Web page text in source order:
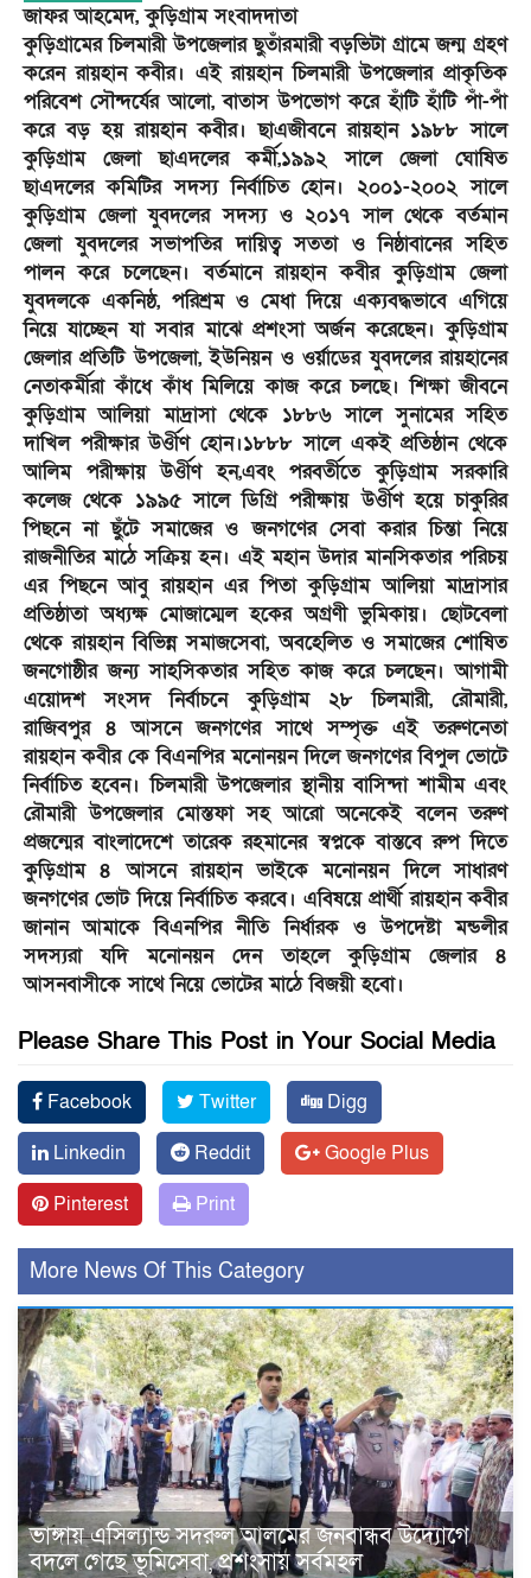
জাফর আহমেদ, কুড়িগ্রাম সংবাদদাতা
কুড়িগ্রামের চিলমারী উপজেলার ছুতাঁরমারী বড়ভিটা গ্রামে জন্ম গ্রহণ
করেন রায়হান কবীর। এই রায়হান চিলমারী উপজেলার প্রাকৃতিক
পরিবেশ সৌন্দর্যের আলো, বাতাস উপভোগ করে হাঁটি হাঁটি পাঁ-পাঁ
করে বড় হয় রায়হান কবীর। ছাএজীবনে রায়হান ১৯৮৮ সালে
কুড়িগ্রাম জেলা ছাএদলের কর্মী,১৯৯২ সালে জেলা ঘোষিত
ছাএদলের কমিটির সদস্য নির্বাচিত হোন। ২০০১-২০০২ সালে
কুড়িগ্রাম জেলা যুবদলের সদস্য ও ২০১৭ সাল থেকে বর্তমান
জেলা যুবদলের সভাপতির দায়িত্ব সততা ও নিষ্ঠাবানের সহিত
পালন করে চলেছেন। বর্তমানে রায়হান কবীর কুড়িগ্রাম জেলা
যুবদলকে একনিষ্ঠ, পরিশ্রম ও মেধা দিয়ে এক্যবদ্ধভাবে এগিয়ে
নিয়ে যাচ্ছেন যা সবার মাঝে প্রশংসা অর্জন করেছেন। কুড়িগ্রাম
জেলার প্রতিটি উপজেলা, ইউনিয়ন ও ওর্য়াডের যুবদলের রায়হানের
নেতাকর্মীরা কাঁধে কাঁধ মিলিয়ে কাজ করে চলছে। শিক্ষা জীবনে
কুড়িগ্রাম আলিয়া মাদ্রাসা থেকে ১৮৮৬ সালে সুনামের সহিত
দাখিল পরীক্ষার উর্ওীণ হোন।১৮৮৮ সালে একই প্রতিষ্ঠান থেকে
আলিম পরীক্ষায় উর্ওীণ হন,এবং পরবর্তীতে কুড়িগ্রাম সরকারি
কলেজ থেকে ১৯৯৫ সালে ডিগ্রি পরীক্ষায় উর্ওীণ হয়ে চাকুরির
পিছনে না ছুঁটে সমাজের ও জনগণের সেবা করার চিন্তা নিয়ে
রাজনীতির মাঠে সক্রিয় হন। এই মহান উদার মানসিকতার পরিচয়
এর পিছনে আবু রায়হান এর পিতা কুড়িগ্রাম আলিয়া মাদ্রাসার
প্রতিষ্ঠাতা অধ্যক্ষ মোজাম্মেল হকের অগ্রণী ভুমিকায়। ছোটবেলা
থেকে রায়হান বিভিন্ন সমাজসেবা, অবহেলিত ও সমাজের শোষিত
জনগোষ্ঠীর জন্য সাহসিকতার সহিত কাজ করে চলছেন। আগামী
এয়োদশ সংসদ নির্বাচনে কুড়িগ্রাম ২৮ চিলমারী, রৌমারী,
রাজিবপুর ৪ আসনে জনগণের সাথে সম্পৃক্ত এই তরুণনেতা
রায়হান কবীর কে বিএনপির মনোনয়ন দিলে জনগণের বিপুল ভোটে
নির্বাচিত হবেন। চিলমারী উপজেলার স্থানীয় বাসিন্দা শামীম এবং
রৌমারী উপজেলার মোস্তফা সহ আরো অনেকেই বলেন তরুণ
প্রজন্মের বাংলাদেশে তারেক রহমানের স্বপ্নকে বাস্তবে রুপ দিতে
কুড়িগ্রাম ৪ আসনে রায়হান ভাইকে মনোনয়ন দিলে সাধারণ
জনগণের ভোট দিয়ে নির্বাচিত করবে। এবিষয়ে প্রার্থী রায়হান কবীর
জানান আমাকে বিএনপির নীতি নির্ধারক ও উপদেষ্টা মন্ডলীর
সদস্যরা যদি মনোনয়ন দেন তাহলে কুড়িগ্রাম জেলার ৪
আসনবাসীকে সাথে নিয়ে ভোটের মাঠে বিজয়ী হবো।
Please Share This Post in Your Social Media
Facebook Twitter
Digg
Linkedin
Reddit
Google Plus
Pinterest
Print
More News Of This Category
ভাঙ্গায় এসিল্যান্ড সদরুল আলমের জনবান্ধব উদ্যোগে
বদলে গেছে ভূমিসেবা, প্রশংসায় সর্বমহল